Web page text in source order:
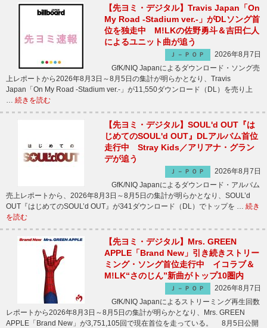
【先ヨミ・デジタル】Travis Japan「On
My Road -Stadium ver.-」がDLソング首
位を独走中 M!LKの佐野勇斗＆吉田仁人
によるユニット曲が追う
Ｊ－ＰＯＰ
2026年8月7日
GfK/NIQ Japanによるダウンロード・ソング売
上レポートから2026年8月3日～8月5日の集計が明らかとなり、Travis
Japan「On My Road -Stadium ver.-」が11,550ダウンロード（DL）を売り上
… 続きを読む
【先ヨミ・デジタル】SOUL'd OUT『は
じめてのSOUL'd OUT』DLアルバム首位
走行中 Stray Kids／アリアナ・グラン
デが追う
Ｊ－ＰＯＰ
2026年8月7日
GfK/NIQ Japanによるダウンロード・アルバム
売上レポートから、2026年8月3日～8月5日の集計が明らかとなり、SOUL’d
OUT『はじめてのSOUL’d OUT』が341ダウンロード（DL）でトップを … 続き
を読む
【先ヨミ・デジタル】Mrs. GREEN
APPLE「Brand New」引き続きストリー
ミング・ソング首位走行中 イコラブ＆
M!LK“さのじん”新曲がトップ10圏内
Ｊ－ＰＯＰ
2026年8月7日
GfK/NIQ Japanによるストリーミング再生回数
レポートから2026年8月3日～8月5日の集計が明らかとなり、Mrs. GREEN
APPLE「Brand New」が3,751,105回で現在首位を走っている。 8月5日公開